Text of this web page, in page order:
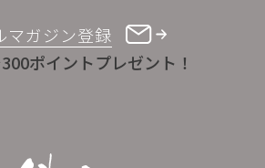
マガジン登録
ポイントプレゼント！